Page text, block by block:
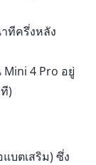
ทีครึ่งหลัง
4 Pro อยู่
)
บตเสริม) ซึ่ง